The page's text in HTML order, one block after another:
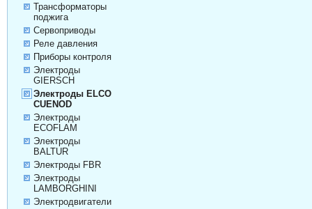
Трансформаторы
поджига
Сервоприводы
Реле давления
Приборы контроля
Электроды
GIERSCH
Электроды ELCO
CUENOD
Электроды
ECOFLAM
Электроды
BALTUR
Электроды FBR
Электроды
LAMBORGHINI
Электродвигатели